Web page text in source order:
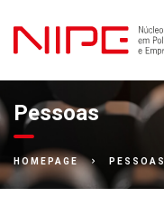
Pessoas
HOMEPAGE PESSOAS